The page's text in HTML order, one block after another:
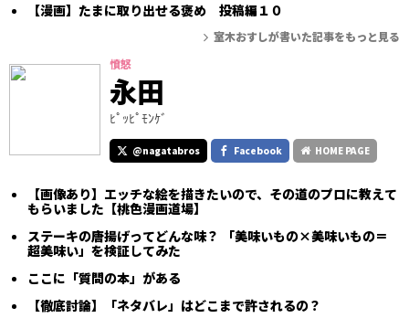
【漫画】たまに取り出せる褒め 投稿編１０
室木おすしが書いた記事をもっと見る
憤怒
永田
ﾋﾟｯﾋﾟﾓﾝｹﾞ
@nagatabros Facebook HOME PAGE
【画像あり】エッチな絵を描きたいので、その道のプロに教えて
もらいました【桃色漫画道場】
ステーキの唐揚げってどんな味？ 「美味いもの×美味いもの＝
超美味い」を検証してみた
ここに「質問の本」がある
【徹底討論】「ネタバレ」はどこまで許されるの？